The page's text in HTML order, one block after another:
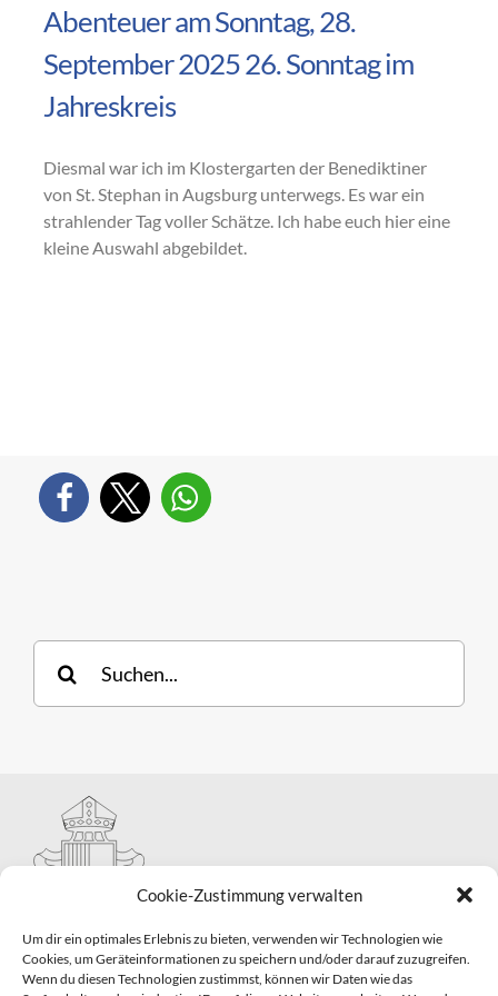
Cookie-Zustimmung verwalten
Um dir ein optimales Erlebnis zu bieten, verwenden wir Technologien wie
Cookies, um Geräteinformationen zu speichern und/oder darauf zuzugreifen.
Wenn du diesen Technologien zustimmst, können wir Daten wie das
Abenteuer am Sonntag, 28.
September 2025 26. Sonntag im
Jahreskreis
Diesmal war ich im Klostergarten der Benediktiner
von St. Stephan in Augsburg unterwegs. Es war ein
strahlender Tag voller Schätze. Ich habe euch hier eine
kleine Auswahl abgebildet.
nach:
Hauptabteilung II – Seelsorge